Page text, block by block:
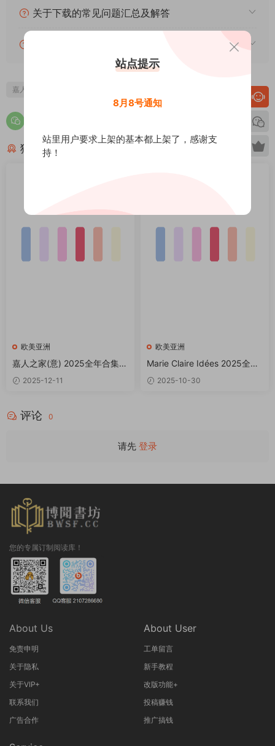
关于下载的常见问题汇总及解答
嘉人之家
猜你喜欢
欧美亚洲
嘉人之家(意) 2025全年合集 P
DF Marie Claire Maison
2025-12-11
欧美亚洲
Marie Claire Idées 2025全年
共6期 PDF
2025-10-30
评论 0
请先 登录
您的专属订制阅读库！
About Us
免责申明
关于隐私
关于VIP+
联系我们
广告合作
About User
工单留言
新手教程
改版功能+
投稿赚钱
推广搞钱
站点提示
8月8号通知
站里用户要求上架的基本都上架了，感谢支
持！